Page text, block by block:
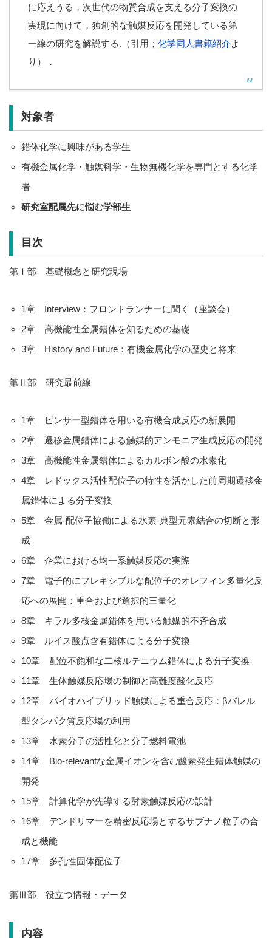
に応えうる，次世代の物質合成を支える分子変換の
実現に向けて，独創的な触媒反応を開発している第
一線の研究を解説する.（引用； 化学同人書籍紹介よ
り）．
対象者
錯体化学に興味がある学生
有機金属化学・触媒科学・生物無機化学を専門とする化学
者
研究室配属先に悩む学部生
目次
第Ⅰ部 基礎概念と研究現場
1章 Interview：フロントランナーに聞く（座談会）
2章 高機能性金属錯体を知るための基礎
3章 History and Future：有機金属化学の歴史と将来
第Ⅱ部 研究最前線
1章 ピンサー型錯体を用いる有機合成反応の新展開
2章 遷移金属錯体による触媒的アンモニア生成反応の開発
3章 高機能性金属錯体によるカルボン酸の水素化
4章 レドックス活性配位子の特性を活かした前周期遷移金
属錯体による分子変換
5章 金属-配位子協働による水素-典型元素結合の切断と形
成
6章 企業における均一系触媒反応の実際
7章 電子的にフレキシブルな配位子のオレフィン多量化反
応への展開：重合および選択的三量化
8章 キラル多核金属錯体を用いる触媒的不斉合成
9章 ルイス酸点含有錯体による分子変換
10章 配位不飽和な二核ルテニウム錯体による分子変換
11章 生体触媒反応場の制御と高難度酸化反応
12章 バイオハイブリッド触媒による重合反応：βバレル
型タンパク質反応場の利用
13章 水素分子の活性化と分子燃料電池
14章 Bio-relevantな金属イオンを含む酸素発生錯体触媒の
開発
15章 計算化学が先導する酵素触媒反応の設計
16章 デンドリマーを精密反応場とするサブナノ粒子の合
成と機能
17章 多孔性固体配位子
第Ⅲ部 役立つ情報・データ
内容